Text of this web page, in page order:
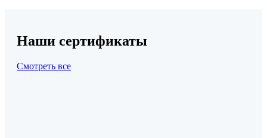
Наши сертификаты
Смотреть все